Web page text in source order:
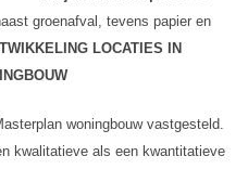
groenafval, tevens papier en
LOCATIES IN
woningbouw vastgesteld.
kwalitatieve als een kwantitatieve